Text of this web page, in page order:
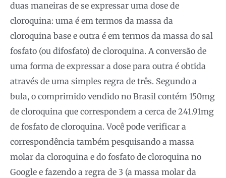
duas maneiras de se expressar uma dose de
cloroquina: uma é em termos da massa da
cloroquina base e outra é em termos da massa do sal
fosfato (ou difosfato) de cloroquina. A conversão de
uma forma de expressar a dose para outra é obtida
através de uma simples regra de três. Segundo a
bula, o comprimido vendido no Brasil contém 150mg
de cloroquina que correspondem a cerca de 241.91mg
de fosfato de cloroquina. Você pode verificar a
correspondência também pesquisando a massa
molar da cloroquina e do fosfato de cloroquina no
Google e fazendo a regra de 3 (a massa molar da